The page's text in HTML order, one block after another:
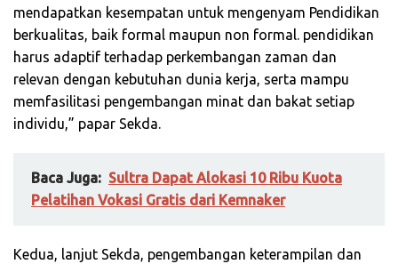
mendapatkan kesempatan untuk mengenyam Pendidikan
berkualitas, baik formal maupun non formal. pendidikan
harus adaptif terhadap perkembangan zaman dan
relevan dengan kebutuhan dunia kerja, serta mampu
memfasilitasi pengembangan minat dan bakat setiap
individu,” papar Sekda.
Baca Juga: Sultra Dapat Alokasi 10 Ribu Kuota
Pelatihan Vokasi Gratis dari Kemnaker
Kedua, lanjut Sekda, pengembangan keterampilan dan